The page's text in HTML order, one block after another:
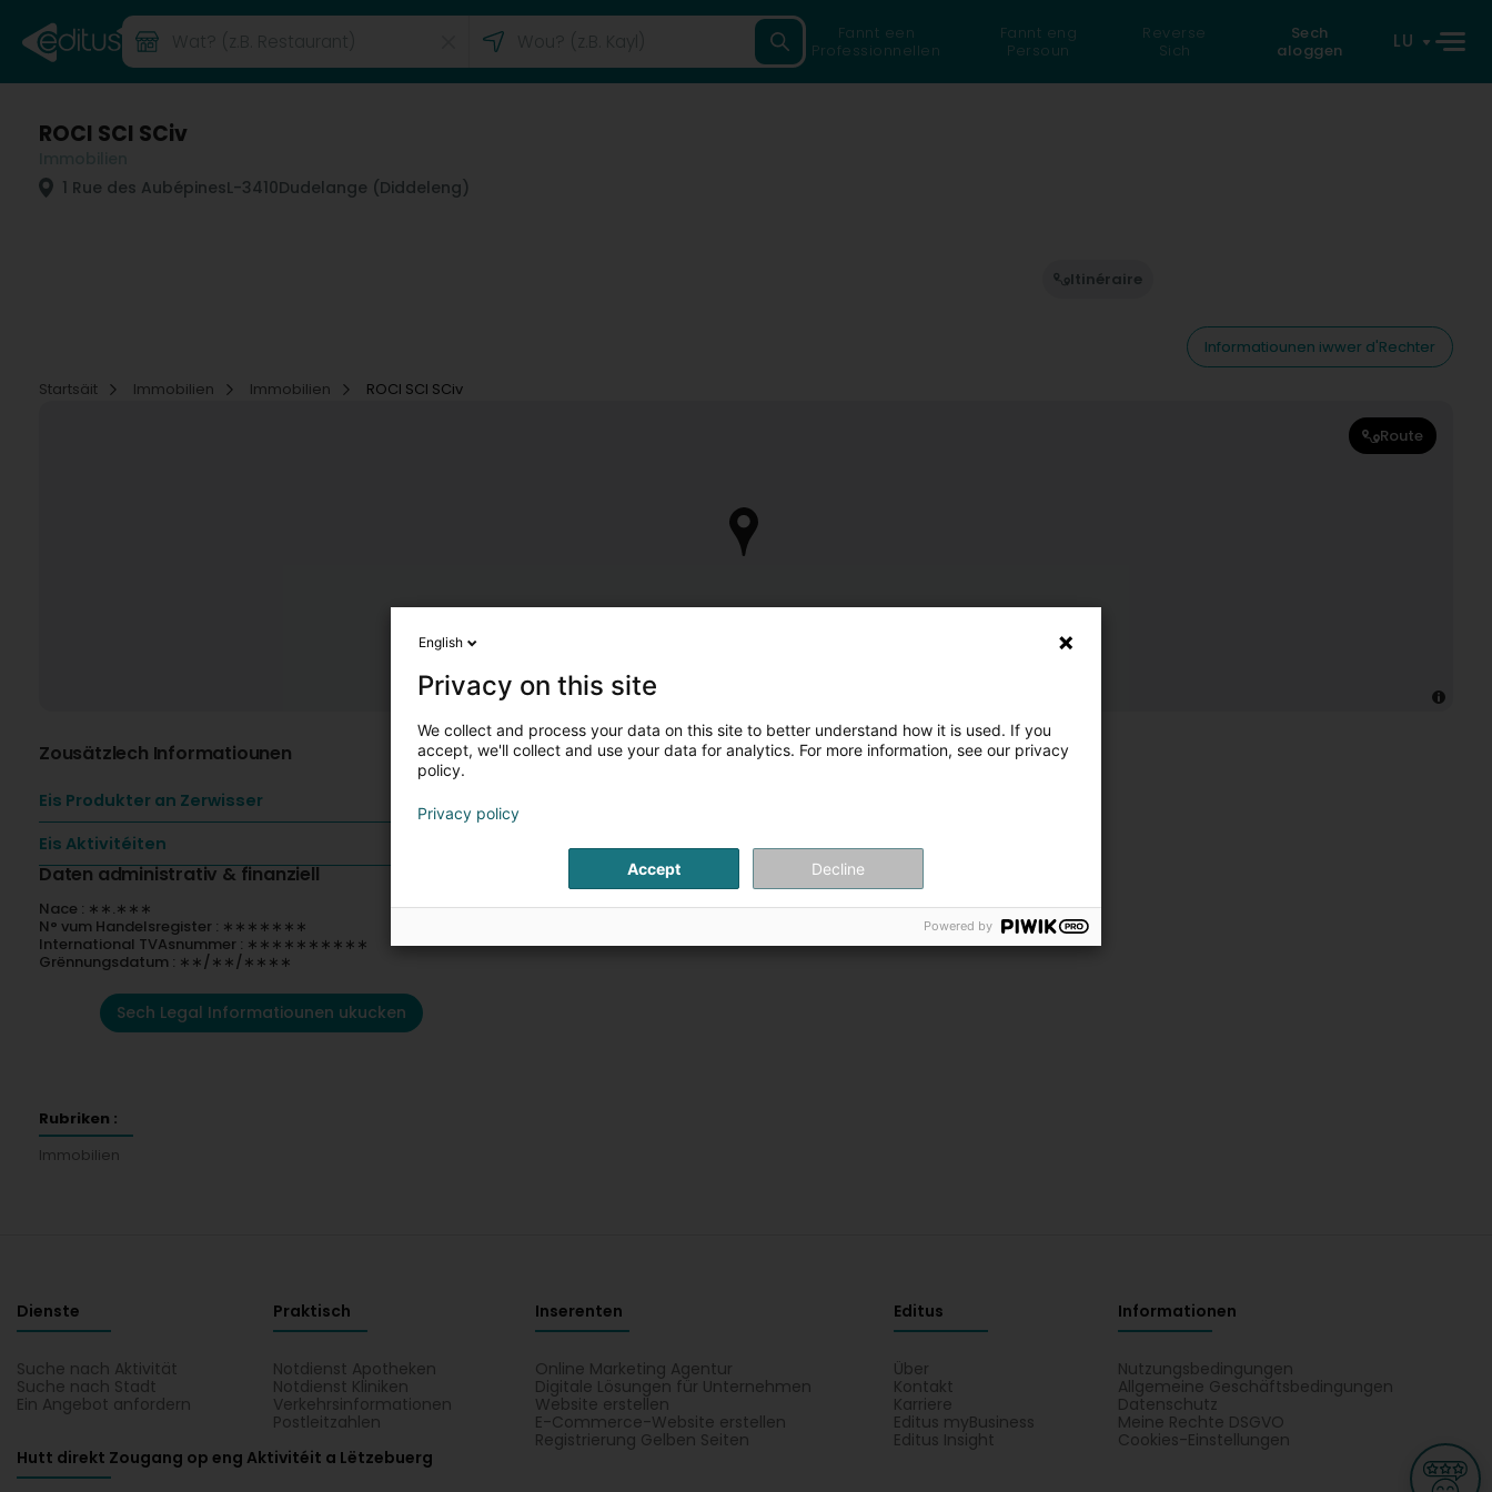
Fannt een
Professionnellen
Fannt eng
Persoun
Reverse
Sich
Sech
aloggen
LU
ROCI SCI SCiv
1 Rue des AubépinesL-3410Dudelange (Diddeleng)
Itinéraire
Informatiounen iwwer d'Rechter
Startsäit
Immobilien Immobilien ROCI SCI SCiv
Route
Zousätzlech Informatiounen
Eis Produkter an Zerwisser
Eis Aktivitéiten
Daten administrativ & finanziell
Nace : ∗∗.∗∗∗
N° vum Handelsregister : ∗∗∗∗∗∗∗
International TVAsnummer : ∗∗∗∗∗∗∗∗∗∗
Grënnungsdatum : ∗∗/∗∗/∗∗∗∗
Sech Legal Informatiounen ukucken
Rubriken :
Immobilien
Dienste
Suche nach Aktivität
Suche nach Stadt
Ein Angebot anfordern
Praktisch
Notdienst Apotheken
Notdienst Kliniken
Verkehrsinformationen
Postleitzahlen
Inserenten
Online Marketing Agentur
Digitale Lösungen für Unternehmen
Website erstellen
E-Commerce-Website erstellen
Registrierung Gelben Seiten
Editus
Über
Kontakt
Karriere
Editus myBusiness
Editus Insight
Informationen
Nutzungsbedingungen
Allgemeine Geschäftsbedingungen
Datenschutz
Meine Rechte DSGVO
Cookies-Einstellungen
Hutt direkt Zougang op eng Aktivitéit a Lëtzebuerg
English
Privacy on this site
We collect and process your data on this site to better understand how it is used. If you
accept, we'll collect and use your data for analytics. For more information, see our privacy
policy.
Privacy policy
Accept Decline
Powered by